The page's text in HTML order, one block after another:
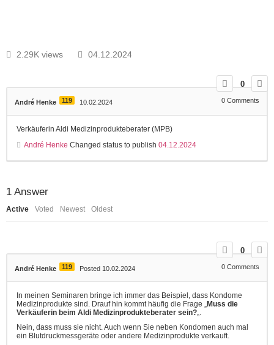
2.29K views 04.12.2024
0
André Henke 119 10.02.2024 0 Comments
Verkäuferin Aldi Medizinprodukteberater (MPB)
André Henke Changed status to publish 04.12.2024
1 Answer
Active Voted Newest Oldest
0
André Henke 119 Posted 10.02.2024 0 Comments
In meinen Seminaren bringe ich immer das Beispiel, dass Kondome
Medizinprodukte sind. Drauf hin kommt häufig die Frage „ Muss die
Verkäuferin beim Aldi Medizinprodukteberater sein?
Nein, dass muss sie nicht. Auch wenn Sie neben Kondomen auch mal
ein Blutdruckmessgeräte oder andere Medizinprodukte verkauft.